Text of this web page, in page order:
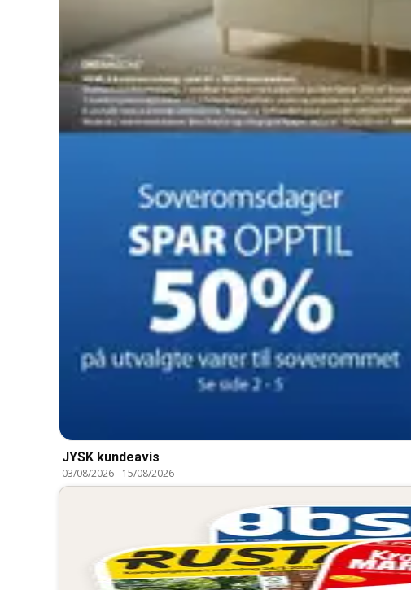
JYSK kundeavis
03/08/2026- 15/08/2026